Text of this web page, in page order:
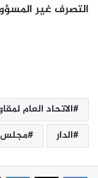
التصرف غير
الاتحاد العام
الدار
مجلس